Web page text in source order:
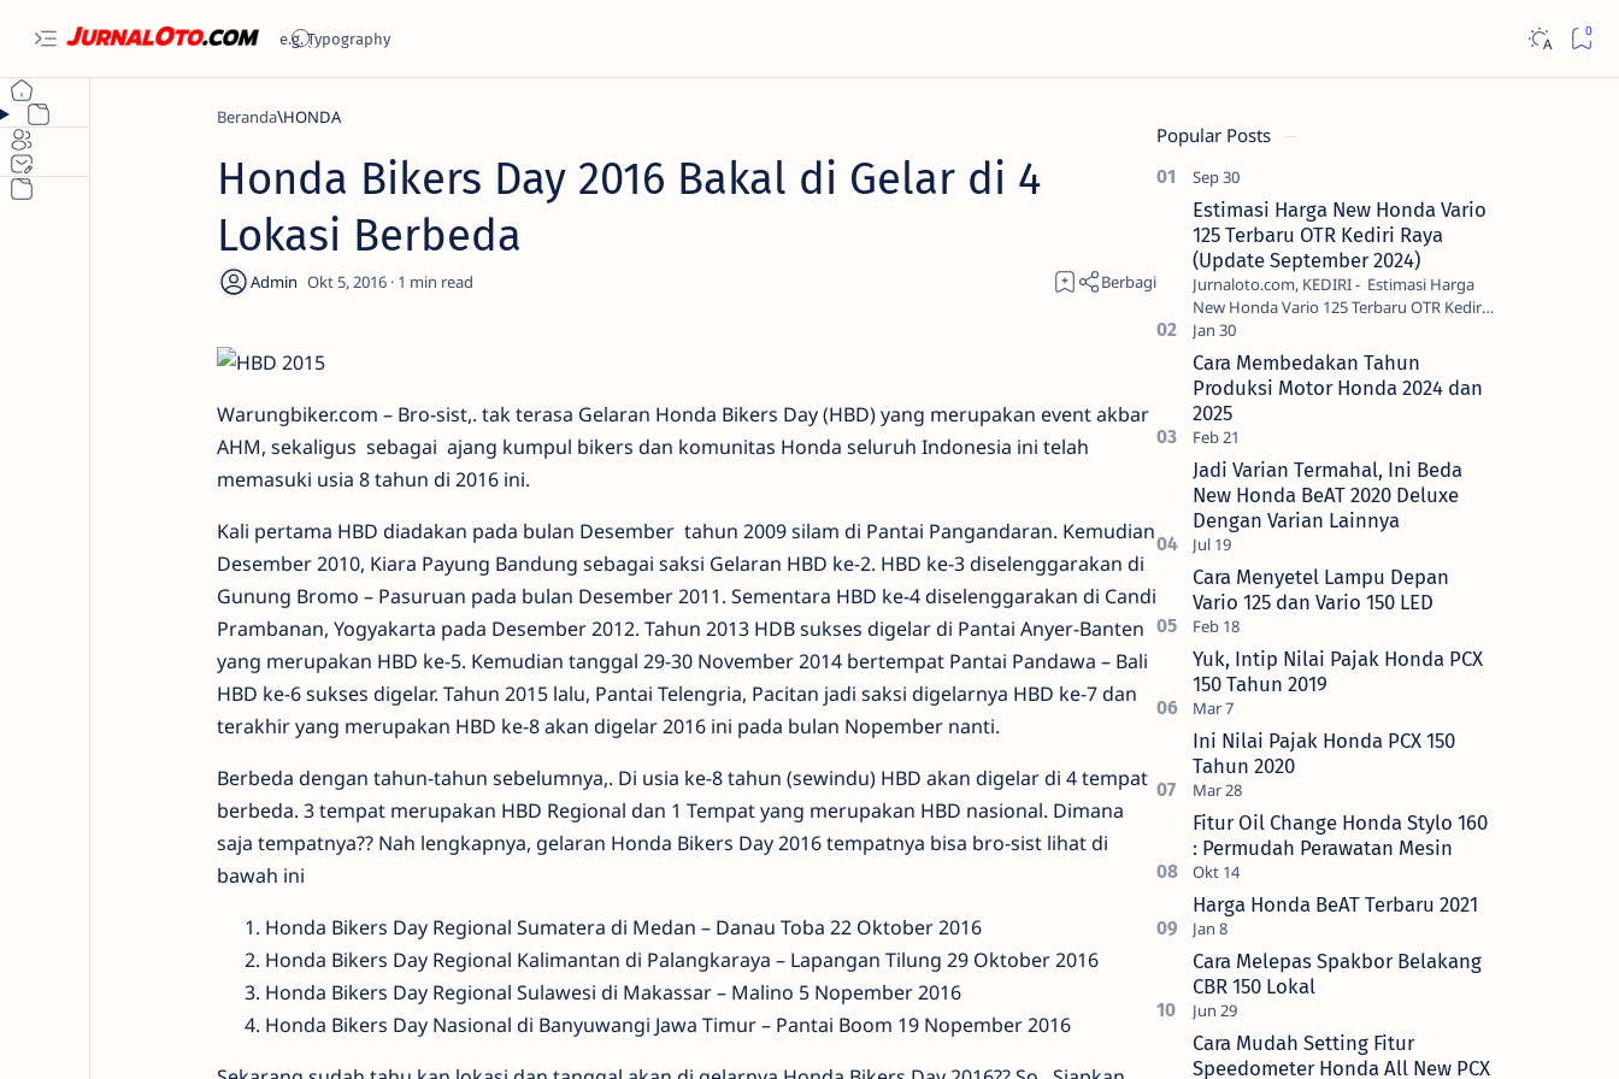
Beranda HONDA
Honda Bikers Day 2016 Bakal di Gelar di 4
Lokasi Berbeda
1
Warungbiker.com – Bro-sist,. tak terasa Gelaran Honda Bikers Day (HBD) yang merupakan event akbar
AHM, sekaligus sebagai ajang kumpul bikers dan komunitas Honda seluruh Indonesia ini telah
memasuki usia 8 tahun di 2016 ini.
Kali pertama HBD diadakan pada bulan Desember tahun 2009 silam di Pantai Pangandaran. Kemudian
Desember 2010, Kiara Payung Bandung sebagai saksi Gelaran HBD ke-2. HBD ke-3 diselenggarakan di
Gunung Bromo – Pasuruan pada bulan Desember 2011. Sementara HBD ke-4 diselenggarakan di Candi
Prambanan, Yogyakarta pada Desember 2012. Tahun 2013 HDB sukses digelar di Pantai Anyer-Banten
yang merupakan HBD ke-5. Kemudian tanggal 29-30 November 2014 bertempat Pantai Pandawa – Bali
HBD ke-6 sukses digelar. Tahun 2015 lalu, Pantai Telengria, Pacitan jadi saksi digelarnya HBD ke-7 dan
terakhir yang merupakan HBD ke-8 akan digelar 2016 ini pada bulan Nopember nanti.
Berbeda dengan tahun-tahun sebelumnya,. Di usia ke-8 tahun (sewindu) HBD akan digelar di 4 tempat
berbeda. 3 tempat merupakan HBD Regional dan 1 Tempat yang merupakan HBD nasional. Dimana
saja tempatnya?? Nah lengkapnya, gelaran Honda Bikers Day 2016 tempatnya bisa bro-sist lihat di
bawah ini
Honda Bikers Day Regional Sumatera di Medan – Danau Toba 22 Oktober 2016
Honda Bikers Day Regional Kalimantan di Palangkaraya – Lapangan Tilung 29 Oktober 2016
Honda Bikers Day Regional Sulawesi di Makassar – Malino 5 Nopember 2016
Honda Bikers Day Nasional di Banyuwangi Jawa Timur – Pantai Boom 19 Nopember 2016
Popular Posts
Estimasi Harga New Honda Vario
125 Terbaru OTR Kediri Raya
(Update September 2024)
Jurnaloto.com, KEDIRI - Estimasi Harga
New Honda Vario 125 Terbaru OTR Kediri
Raya (Update September 2024) Brosis
sekalian, PT Astra Honda Motor (AH…
Cara Membedakan Tahun
Produksi Motor Honda 2024 dan
2025
Jadi Varian Termahal, Ini Beda
New Honda BeAT 2020 Deluxe
Dengan Varian Lainnya
Cara Menyetel Lampu Depan
Vario 125 dan Vario 150 LED
Yuk, Intip Nilai Pajak Honda PCX
150 Tahun 2019
Ini Nilai Pajak Honda PCX 150
Tahun 2020
Fitur Oil Change Honda Stylo 160
: Permudah Perawatan Mesin
Harga Honda BeAT Terbaru 2021
Cara Melepas Spakbor Belakang
CBR 150 Lokal
Cara Mudah Setting Fitur
Speedometer Honda All New PCX